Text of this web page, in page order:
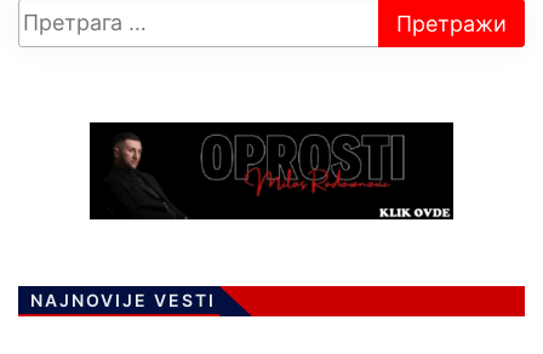
NAJNOVIJE VESTI